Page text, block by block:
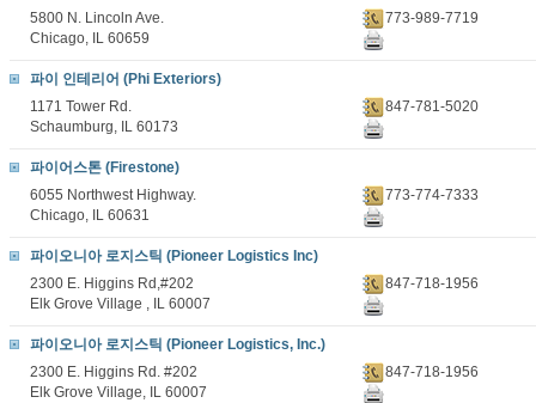
5800 N. Lincoln Ave.
Chicago, IL 60659
773-989-7719
파이 인테리어 (Phi Exteriors)
1171 Tower Rd.
Schaumburg, IL 60173
847-781-5020
파이어스톤 (Firestone)
6055 Northwest Highway.
Chicago, IL 60631
773-774-7333
파이오니아 로지스틱 (Pioneer Logistics Inc)
2300 E. Higgins Rd,#202
Elk Grove Village , IL 60007
847-718-1956
파이오니아 로지스틱 (Pioneer Logistics, Inc.)
2300 E. Higgins Rd. #202
Elk Grove Village, IL 60007
847-718-1956